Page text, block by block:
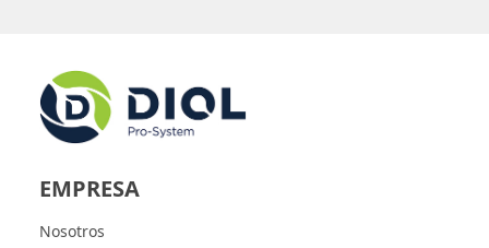
EMPRESA
Nosotros